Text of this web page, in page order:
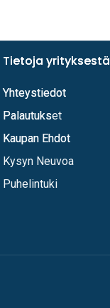
Tietoja yrityksestä
Yhteystiedot
Palautukset
Kaupan Ehdot
Tietoja yrityksestä
Yhteystiedot
Palautuks
Kaupan Ehdot
Kysyn Neuvoa
Puhelintuki